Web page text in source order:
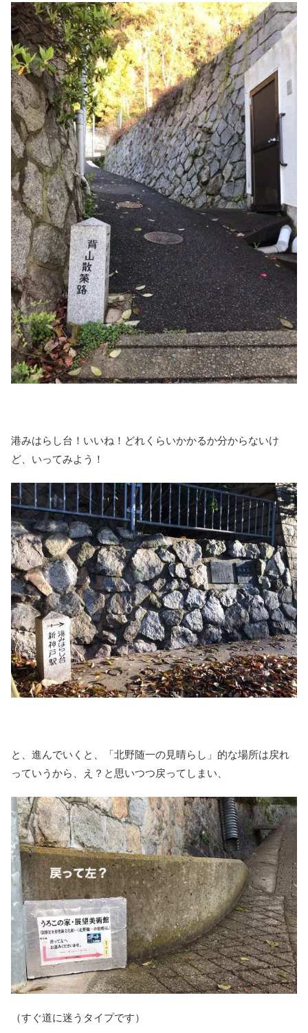
港みはらし台！いいね！どれくらいかかるか分からないけ
ど、いってみよう！
と、進んでいくと、「北野随一の見晴らし」的な場所は戻れ
っていうから、え？と思いつつ戻ってしまい、
（すぐ道に迷うタイプです）